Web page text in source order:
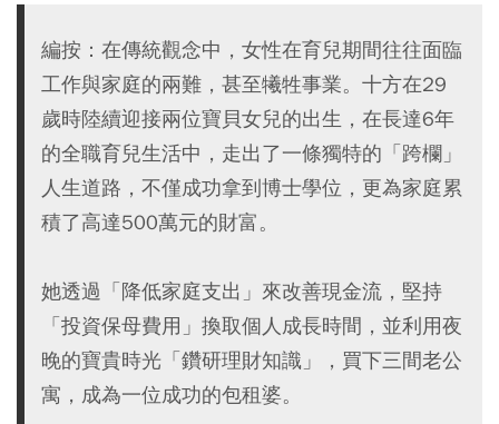
編按：在傳統觀念中，女性在育兒期間往往面臨
工作與家庭的兩難，甚至犧牲事業。十方在29
歲時陸續迎接兩位寶貝女兒的出生，在長達6年
的全職育兒生活中，走出了一條獨特的「跨欄」
人生道路，不僅成功拿到博士學位，更為家庭累
積了高達500萬元的財富。
她透過「降低家庭支出」來改善現金流，堅持
「投資保母費用」換取個人成長時間，並利用夜
晚的寶貴時光「鑽研理財知識」，買下三間老公
寓，成為一位成功的包租婆。